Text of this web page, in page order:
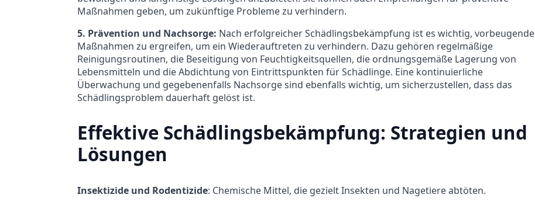
Maßnahmen geben, um zukünftige Probleme zu verhindern.
5. Prävention und Nachsorge: Nach erfolgreicher Schädlingsbekämpfung ist es wichtig, vorbeugende
Maßnahmen zu ergreifen, um ein Wiederauftreten zu verhindern. Dazu gehören regelmäßige
Reinigungsroutinen, die Beseitigung von Feuchtigkeitsquellen, die ordnungsgemäße Lagerung von
Lebensmitteln und die Abdichtung von Eintrittspunkten für Schädlinge. Eine kontinuierliche
Überwachung und gegebenenfalls Nachsorge sind ebenfalls wichtig, um sicherzustellen, dass das
Schädlingsproblem dauerhaft gelöst ist.
Effektive Schädlingsbekämpfung: Strategien und
Lösungen
Insektizide und Rodentizide: Chemische Mittel, die gezielt Insekten und Nagetiere abtöten.